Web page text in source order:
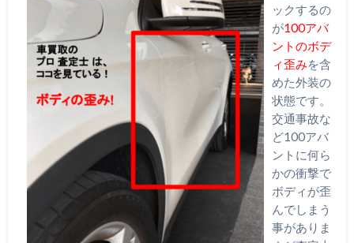
ックするの
が100アバ
ントのボデ
ィ歪みを含
めた外装の
状態です。
交通事故な
ど100アバ
ントに何ら
かの衝撃で
ボディが歪
んでしまう
事がありま